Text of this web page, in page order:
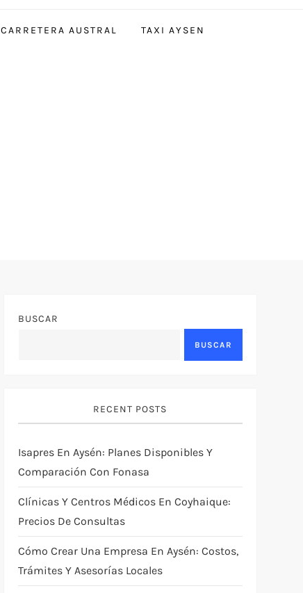
CARRETERA AUSTRAL TAXI AYSEN
BUSCAR
BUSCAR
RECENT POSTS
Isapres En Aysén: Planes Disponibles Y
Comparación Con Fonasa
Clínicas Y Centros Médicos En Coyhaique:
Precios De Consultas
Cómo Crear Una Empresa En Aysén: Costos,
Trámites Y Asesorías Locales